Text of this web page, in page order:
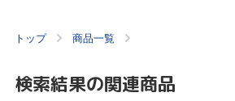
トップ 商品一覧
検索結果の関連商品